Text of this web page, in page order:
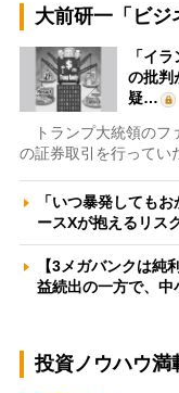
大前研一「ビジ
「イ
の批判
疑…
トランプ大統領のフ
の証券取引を行ってい
「いつ暴発しても
ースXが抱えるリス
【3メガバンクは純
益続出の一方で、
投資ノウハウ満